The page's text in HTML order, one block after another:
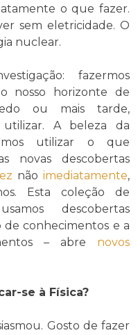
o que fazer.
sem eletricidade. O
nuclear.
fazermos
nosso horizonte de
ou mais tarde,
A beleza da
utilizar o que
novas descobertas
nãoimediatamente,
Esta coleção de
descobertas
de conhecimentos e a
– abre novos
se à Física?
Gosto de fazer